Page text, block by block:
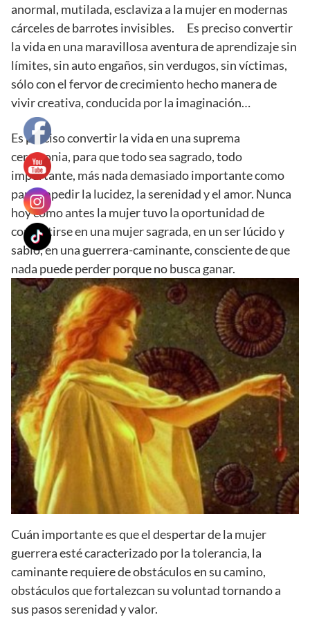
anormal, mutilada, esclaviza a la mujer en modernas
cárceles de barrotes invisibles. Es preciso convertir
la vida en una maravillosa aventura de aprendizaje sin
límites, sin auto engaños, sin verdugos, sin víctimas,
sólo con el fervor de crecimiento hecho manera de
vivir creativa, conducida por la imaginación…
Es preciso convertir la vida en una suprema
ceremonia, para que todo sea sagrado, todo
importante, más nada demasiado importante como
para impedir la lucidez, la serenidad y el amor. Nunca
hoy como antes la mujer tuvo la oportunidad de
convertirse en una mujer sagrada, en un ser lúcido y
sabio, en una guerrera-caminante, consciente de que
nada puede perder porque no busca ganar.
Cuán importante es que el despertar de la mujer
guerrera esté caracterizado por la tolerancia, la
caminante requiere de obstáculos en su camino,
obstáculos que fortalezcan su voluntad tornando a
sus pasos serenidad y valor.